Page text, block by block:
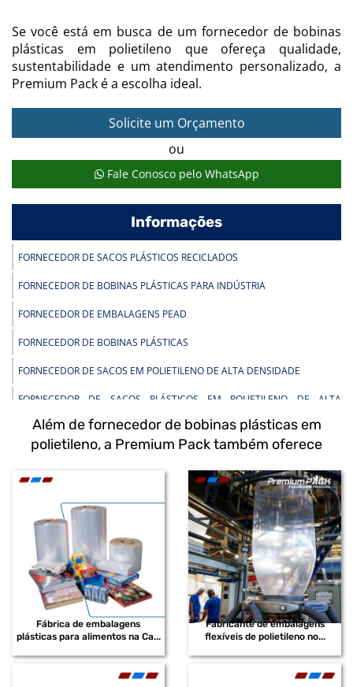
Se você está em busca de um fornecedor de bobinas
plásticas em polietileno que ofereça qualidade,
sustentabilidade e um atendimento personalizado, a
Premium Pack é a escolha ideal.
Solicite um Orçamento
ou
Fale Conosco pelo WhatsApp
Informações
FORNECEDOR DE SACOS PLÁSTICOS RECICLADOS
FORNECEDOR DE BOBINAS PLÁSTICAS PARA INDÚSTRIA
FORNECEDOR DE EMBALAGENS PEAD
FORNECEDOR DE BOBINAS PLÁSTICAS
FORNECEDOR DE SACOS EM POLIETILENO DE ALTA DENSIDADE
FORNECEDOR DE SACOS PLÁSTICOS EM POLIETILENO DE ALTA
FORNECEDOR DE SACOS PEAD
FORNECEDOR DE SACOS PLÁSTICOS INFECTANTE
FORNECEDOR DE BOBINAS PLÁSTICAS EM POLIETILENO
FORNECEDOR DE BOBINAS PLÁSTICAS DE BAIXA DENSIDADE
FORNECEDOR DE BOBINAS PLÁSTICAS EM POLIETILENO DE BAIXA
DENSIDADE
FORNECEDOR DE BOBINAS PLÁSTICAS IMPRESSAS
FORNECEDOR DE BOBINAS PLÁSTICAS RECICLADAS
FORNECEDOR DE EMBALAGENS EM POLIETILENO
FORNECEDOR DE EMBALAGENS SHRINK
Além de fornecedor de bobinas plásticas em
polietileno, a Premium Pack também oferece
Fábrica de embalagens
plásticas para alimentos na Ca...
Fabricante de embalagens
flexíveis de polietileno no...